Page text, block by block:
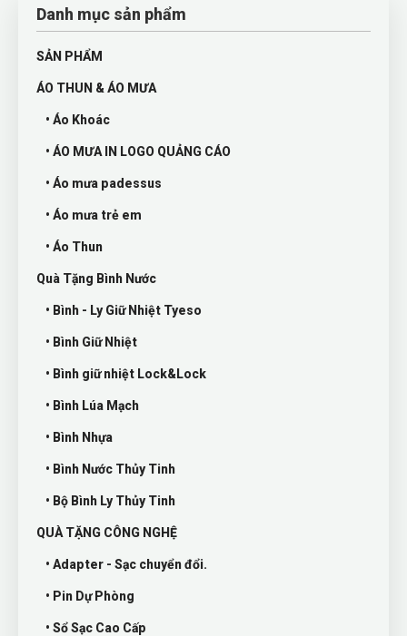
Danh mục sản phẩm
SẢN PHẨM
ÁO THUN & ÁO MƯA
• Áo Khoác
• ÁO MƯA IN LOGO QUẢNG CÁO
• Áo mưa padessus
• Áo mưa trẻ em
• Áo Thun
Quà Tặng Bình Nước
• Bình - Ly Giữ Nhiệt Tyeso
• Bình Giữ Nhiệt
• Bình giữ nhiệt Lock&Lock
• Bình Lúa Mạch
• Bình Nhựa
• Bình Nước Thủy Tinh
• Bộ Bình Ly Thủy Tinh
QUÀ TẶNG CÔNG NGHỆ
• Adapter - Sạc chuyển đổi.
• Pin Dự Phòng
• Sổ Sạc Cao Cấp